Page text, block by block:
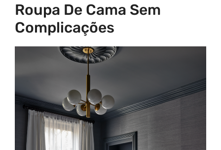
Roupa De Cama Sem
Complicações